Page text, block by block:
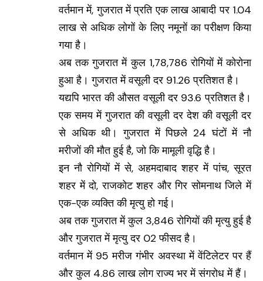
वर्तमान में, गुजरात में प्रति एक लाख आबादी पर 1.04
लाख से अधिक लोगों के लिए नमूनों का परीक्षण किया
गया है।
अब तक गुजरात में कुल 1,78,786 रोगियों में कोरोना
हुआ है। गुजरात में वसूली दर 91.26 प्रतिशत है।
यद्यपि भारत की औसत वसूली दर 93.6 प्रतिशत है।
एक समय में गुजरात की वसूली दर देश की वसूली दर
से अधिक थी। गुजरात में पिछले 24 घंटों में नौ
मरीजों की मौत हुई है, जो कि मामूली वृद्धि है।
इन नौ रोगियों में से, अहमदाबाद शहर में पांच, सूरत
शहर में दो, राजकोट शहर और गिर सोमनाथ जिले में
एक-एक व्यक्ति की मृत्यु हो गई।
अब तक गुजरात में कुल 3,846 रोगियों की मृत्यु हुई है
और गुजरात में मृत्यु दर 02 फीसद है।
वर्तमान में 95 मरीज गंभीर अवस्था में वेंटिलेटर पर हैं
और कुल 4.86 लाख लोग राज्य भर में संगरोध में हैं।